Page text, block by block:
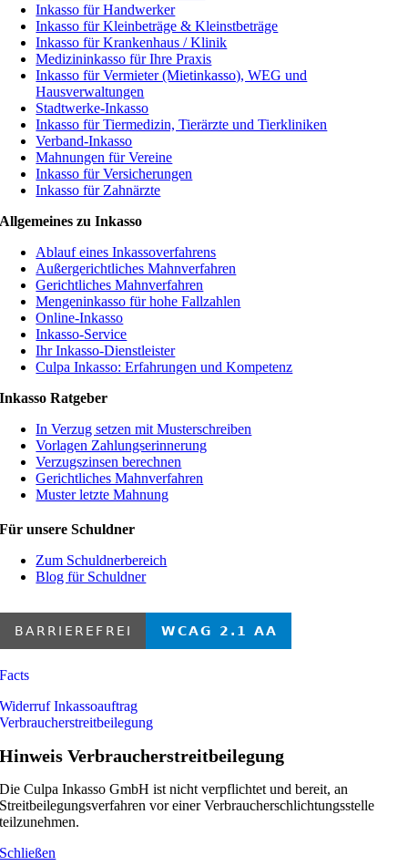
Inkasso für Handwerker
Inkasso für Kleinbeträge & Kleinstbeträge
Inkasso für Krankenhaus / Klinik
Medizininkasso für Ihre Praxis
Inkasso für Vermieter (Mietinkasso), WEG und
Hausverwaltungen
Stadtwerke-Inkasso
Inkasso für Tiermedizin, Tierärzte und Tierkliniken
Verband-Inkasso
Mahnungen für Vereine
Inkasso für Versicherungen
Inkasso für Zahnärzte
Allgemeines zu Inkasso
Ablauf eines Inkassoverfahrens
Außergerichtliches Mahnverfahren
Gerichtliches Mahnverfahren
Mengeninkasso für hohe Fallzahlen
Online-Inkasso
Inkasso-Service
Ihr Inkasso-Dienstleister
Culpa Inkasso: Erfahrungen und Kompetenz
Inkasso Ratgeber
In Verzug setzen mit Musterschreiben
Vorlagen Zahlungserinnerung
Verzugszinsen berechnen
Gerichtliches Mahnverfahren
Muster letzte Mahnung
Für unsere Schuldner
Zum Schuldnerbereich
Blog für Schuldner
Facts
Widerruf Inkassoauftrag
Verbraucherstreitbeilegung
Hinweis Verbraucherstreitbeilegung
Die Culpa Inkasso GmbH ist nicht verpflichtet und bereit, an
Streitbeilegungsverfahren vor einer Verbraucherschlichtungsstelle
teilzunehmen.
Schließen